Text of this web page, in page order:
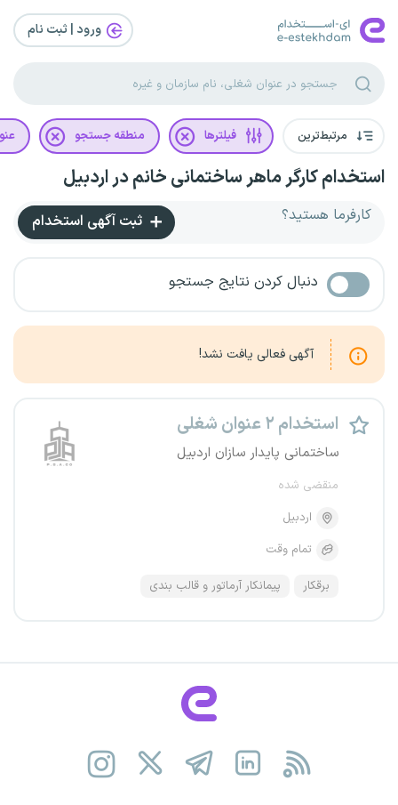
ورود | ثبت‌ نام
مرتبط‌ترین فیلترها منطقه جستجو
استخدام کارگر ماهر ساختمانی خانم در اردبیل
کارفرما هستید؟ ثبت آگهی استخدام
دنبال کردن نتایج جستجو
آگهی فعالی یافت نشد!
استخدام ۲ عنوان شغلی
ساختمانی پایدار سازان اردبیل
منقضی شده
اردبیل
تمام وقت
برقکار پیمانکار آرماتور و قالب بندی